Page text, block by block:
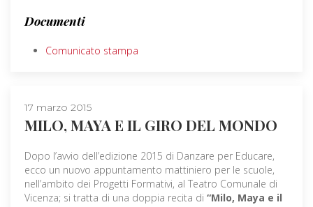
Documenti
Comunicato stampa
17 marzo 2015
MILO, MAYA E IL GIRO DEL MONDO
Dopo l’avvio dell’edizione 2015 di Danzare per Educare,
ecco un nuovo appuntamento mattiniero per le scuole,
nell’ambito dei Progetti Formativi, al Teatro Comunale di
Vicenza; si tratta di una doppia recita di “Milo, Maya e il